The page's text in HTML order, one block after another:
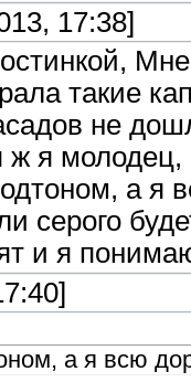
17:38]
такие
не
ж я
а я
серого
и я
а я всю